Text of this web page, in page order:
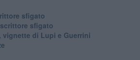
sfigato
sfigato
vignette di Lupi e Guerrini